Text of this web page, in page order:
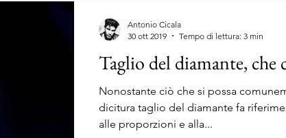
Taglio del diamante, che
Nonostante ciò che si possa
dicitura taglio del diamante fa
alle proporzioni e alla...
Antonio Cicala
30 ott 2019
Tempo di lettura: 3 min